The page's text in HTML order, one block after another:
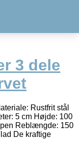
3 dele
Rustfrit stål
5 cm Højde: 100
Reblængde: 150
De kraftige